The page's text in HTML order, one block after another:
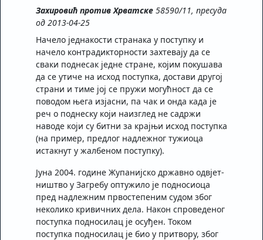
Захировић против Хрватске 58590/11, пресуда
од 2013-04-25
Начело једнакости странака у поступку и
начело кон­традикторности захтевају да се
сваки поднесак једне стране, којим покушава
да се утиче на исход поступка, достави другој
страни и тиме јој се пружи могућност да се
поводом њега изјасни, па чак и онда када је
реч о поднеску који наизглед не садржи
наводе који су битни за крајњи исход поступка
(на пример, предлог надлежног тужиоца
истакнут у жалбеном поступку).
Јуна 2004. године Жупанијско државно одвјет­
ништво у Загребу оптужило је подносиоца
пред над­лежним првостепеним судом због
неколико кривич­них дела. Након спроведеног
поступка подносилац је осуђен. Током
поступка подносилац је био у притвору, због